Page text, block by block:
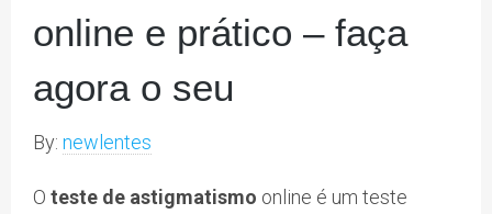
online e prático – faça
agora o seu
By: newlentes
O teste de astigmatismo online é um teste